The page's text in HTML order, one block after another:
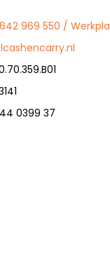
969 550 /
0399 37